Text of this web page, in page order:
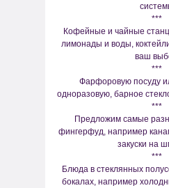
***
Кофейные и чайные
лимонады и воды,
ваш
***
Фарфоровую посуду
одноразовую, барное
***
Предложим самые
фингерфуд, например
закуски на
***
Блюда в стеклянных
бокалах, например